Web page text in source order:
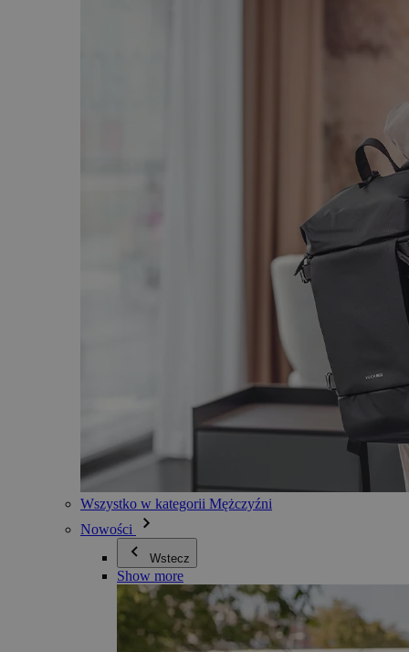
Wszystko w kategorii Mężczyźni
Nowości
Wstecz
Show more